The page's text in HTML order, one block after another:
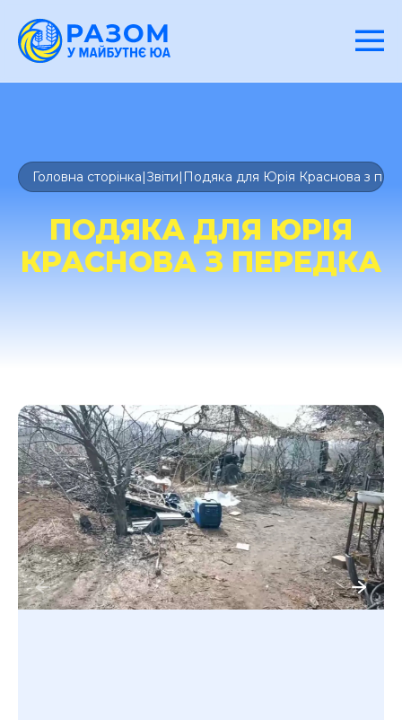
Головна сторінка|Звіти| Подяка для Юрія Краснова з
ПОДЯКА ДЛЯ ЮРІЯ
КРАСНОВА З ПЕРЕДКА